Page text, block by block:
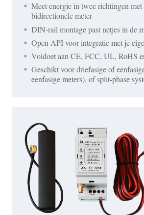
Meet energie in twee richtingen met
bidirectionele meter
DIN-rail montage past netjes in de
Open API voor integratie met je
Voldoet aan CE, FCC, UL, RoHS
Geschikt voor driefasige of
eenfasige meters), of split-phase